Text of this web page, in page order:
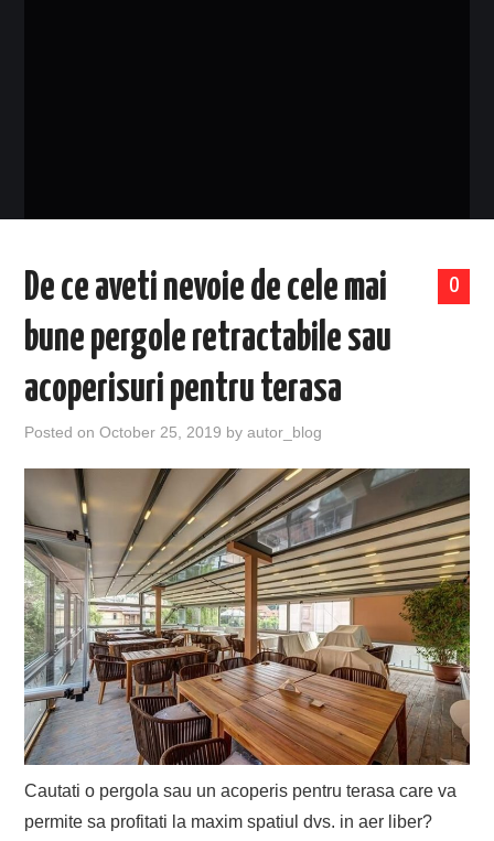
0
De ce aveti nevoie de cele mai
bune pergole retractabile sau
acoperisuri pentru terasa
Posted onOctober 25, 2019 byautor_blog
Cautati o pergola sau un acoperis pentru terasa care va
permite sa profitati la maxim spatiul dvs. in aer liber?